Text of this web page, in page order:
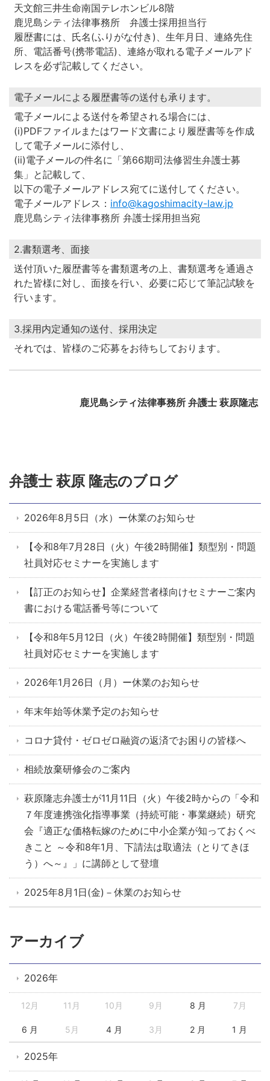
天文館三井生命南国テレホンビル8階
鹿児島シティ法律事務所 弁護士採用担当行
履歴書には、氏名(ふりがな付き)、生年月日、連絡先住
所、電話番号(携帯電話)、連絡が取れる電子メールアド
レスを必ず記載してください。
電子メールによる履歴書等の送付も承ります。
電子メールによる送付を希望される場合には、
(i)PDFファイルまたはワード文書により履歴書等を作成
して電子メールに添付し、
(ii)電子メールの件名に「第66期司法修習生弁護士募
集」と記載して、
以下の電子メールアドレス宛てに送付してください。
電子メールアドレス： info@kagoshimacity-law.jp
鹿児島シティ法律事務所 弁護士採用担当宛
2.書類選考、面接
送付頂いた履歴書等を書類選考の上、書類選考を通過さ
れた皆様に対し、面接を行い、必要に応じて筆記試験を
行います。
3.採用内定通知の送付、採用決定
それでは、皆様のご応募をお待ちしております。
鹿児島シティ法律事務所 弁護士 萩原隆志
弁護士 萩原 隆志のブログ
2026年8月5日（水）ー休業のお知らせ
【令和8年7月28日（火）午後2時開催】類型別・問題
社員対応セミナーを実施します
【訂正のお知らせ】企業経営者様向けセミナーご案内
書における電話番号等について
【令和8年5月12日（火）午後2時開催】類型別・問題
社員対応セミナーを実施します
2026年1月26日（月）ー休業のお知らせ
年末年始等休業予定のお知らせ
コロナ貸付・ゼロゼロ融資の返済でお困りの皆様へ
相続放棄研修会のご案内
萩原隆志弁護士が11月11日（火）午後2時からの「令和
７年度連携強化指導事業（持続可能・事業継続）研究
会『適正な価格転嫁のために中小企業が知っておくべ
きこと ～令和8年1月、下請法は取適法（とりてきほ
う）へ～』」に講師として登壇
2025年8月1日(金)－休業のお知らせ
アーカイブ
2026年
12月 11月 10月 9月 8 月 7月
6 月 5月 4 月 3月 2 月 1 月
2025年